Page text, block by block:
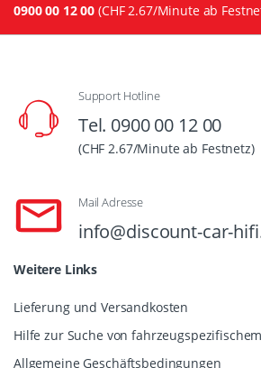
0900 00 12 00 (CHF 2.67/Minute ab
Support Hotline
Tel. 0900 00 12 00
(CHF 2.67/Minute ab Festnetz)
Mail Adresse
info@discount-car-
Weitere Links
Lieferung und Versandkosten
Hilfe zur Suche von
Allgemeine Geschäftsbedingungen